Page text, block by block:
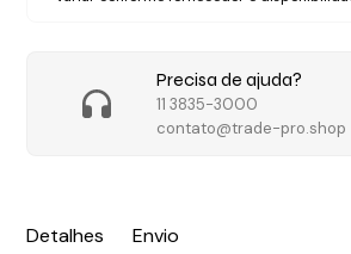
Detalhes Envio
Precisa de ajuda?
11 3835-3000
contato@trade-pro.shop